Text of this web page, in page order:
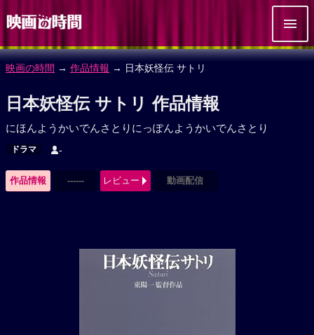
映画の時間 → 作品情報 → 日本妖怪伝 サトリ
日本妖怪伝 サトリ 作品情報
にほんようかいでんさとりにっぽんようかいでんさとり
ドラマ -
作品情報 ------ レビュー 動画配信